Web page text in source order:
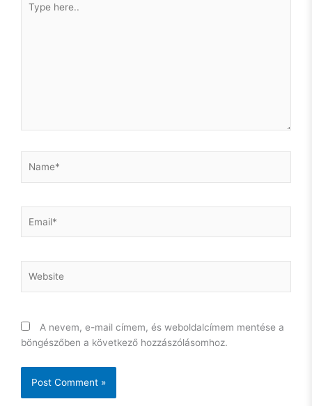
here..
A nevem, e-mail címem, és weboldalcímem mentése a
böngészőben a következő hozzászólásomhoz.